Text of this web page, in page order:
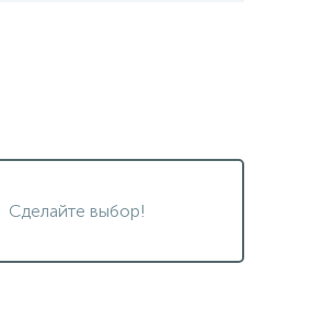
Сделайте выбор!